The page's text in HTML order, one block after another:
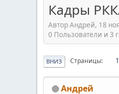
Кадры
Автор Андрей, 18
0 Пользователи и 3
ВНИЗ Страницы 1
Андрей